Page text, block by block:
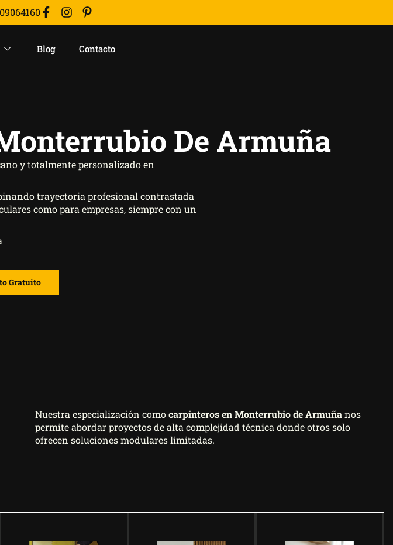
Blog Contacto
De Armuña
y totalmente personalizado en
trayectoria profesional contrastada
como para empresas, siempre con un
Gratuito
Nuestra especialización comocarpinteros en Monterrubio de Armuñanos
permite abordar proyectos de alta complejidad técnica donde otros solo
ofrecen soluciones modulares limitadas.